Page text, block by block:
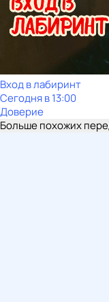
Вход в лабиринт
Сегодня в 13:00
Доверие
Больше похожих